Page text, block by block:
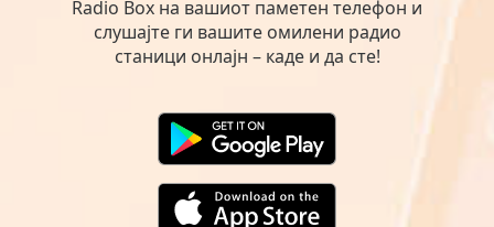
Radio Box на вашиот паметен телефон и
слушајте ги вашите омилени радио
станици онлајн – каде и да сте!